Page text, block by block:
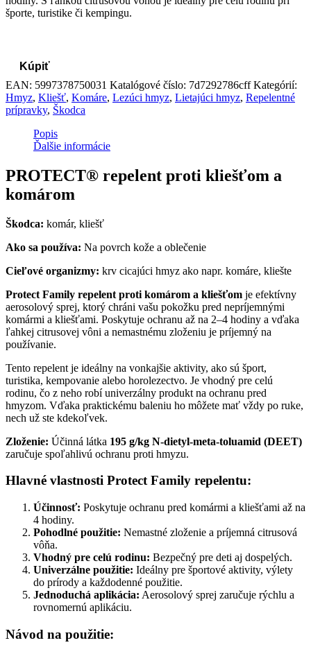
športe, turistike či kempingu.
Kúpiť
EAN: 5997378750031 Katalógové číslo: 7d7292786cff Kategórií:
Hmyz, Kliešť, Komáre, Lezúci hmyz, Lietajúci hmyz, Repelentné
prípravky, Škodca
Popis
Ďalšie informácie
PROTECT® repelent proti kliešťom a
komárom
Škodca: komár, kliešť
Ako sa používa: Na povrch kože a oblečenie
Cieľové organizmy: krv cicajúci hmyz ako napr. komáre, kliešte
Protect Family repelent proti komárom a kliešťom je efektívny
aerosolový sprej, ktorý chráni vašu pokožku pred nepríjemnými
komármi a kliešťami. Poskytuje ochranu až na 2–4 hodiny a vďaka
ľahkej citrusovej vôni a nemastnému zloženiu je príjemný na
používanie.
Tento repelent je ideálny na vonkajšie aktivity, ako sú šport,
turistika, kempovanie alebo horolezectvo. Je vhodný pre celú
rodinu, čo z neho robí univerzálny produkt na ochranu pred
hmyzom. Vďaka praktickému baleniu ho môžete mať vždy po ruke,
nech už ste kdekoľvek.
Zloženie: Účinná látka 195 g/kg N-dietyl-meta-toluamid (DEET)
zaručuje spoľahlivú ochranu proti hmyzu.
Hlavné vlastnosti Protect Family repelentu:
Účinnosť: Poskytuje ochranu pred komármi a kliešťami až na
4 hodiny.
Pohodlné použitie: Nemastné zloženie a príjemná citrusová
vôňa.
Vhodný pre celú rodinu: Bezpečný pre deti aj dospelých.
Univerzálne použitie: Ideálny pre športové aktivity, výlety
do prírody a každodenné použitie.
Jednoduchá aplikácia: Aerosolový sprej zaručuje rýchlu a
rovnomernú aplikáciu.
Návod na použitie: